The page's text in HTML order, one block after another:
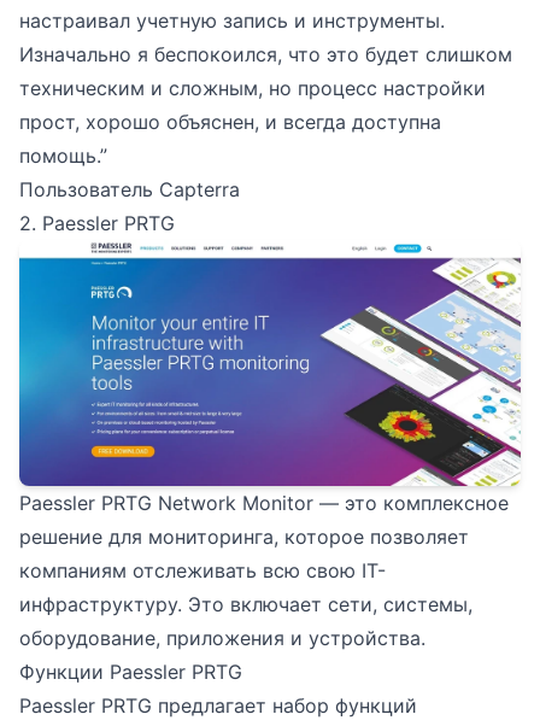
настраивал учетную запись и инструменты.
Изначально я беспокоился, что это будет слишком
техническим и сложным, но процесс настройки
прост, хорошо объяснен, и всегда доступна
помощь.”
Пользователь Capterra
2. Paessler PRTG
Paessler PRTG Network Monitor — это комплексное
решение для мониторинга, которое позволяет
компаниям отслеживать всю свою IT-
инфраструктуру. Это включает сети, системы,
оборудование, приложения и устройства.
Функции Paessler PRTG
Paessler PRTG предлагает набор функций